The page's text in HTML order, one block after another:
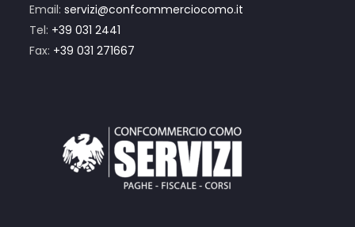
Email:servizi@confcommerciocomo.it
Tel: +39 031 2441
Fax: +39 031 271667